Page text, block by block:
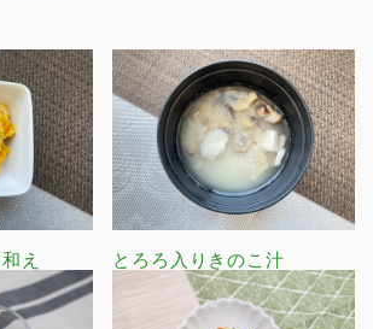
え とろろ入りきのこ汁